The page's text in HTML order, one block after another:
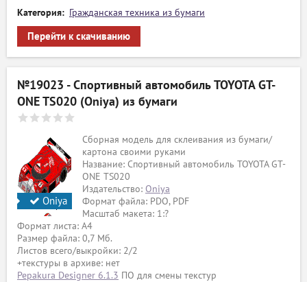
Категория: Гражданская техника из бумаги
Перейти к скачиванию
№19023 - Спортивный автомобиль TOYOTA GT-
ONE TS020 (Oniya) из бумаги
Oniya
Сборная модель для склеивания из бумаги/
картона своими руками
Название: Спортивный автомобиль TOYOTA GT-
ONE TS020
Издательство: Oniya
Формат файла: PDO, PDF
Масштаб макета: 1:?
Формат листа: А4
Размер файла: 0,7 Мб.
Листов всего/выкройки: 2/2
+текстуры в архиве: нет
Pepakura Designer 6.1.3 ПО для смены текстур